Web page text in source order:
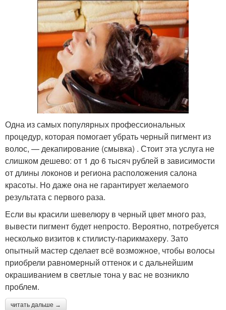
Одна из самых популярных профессиональных
процедур, которая помогает убрать черный пигмент из
волос, — декапирование (смывка) . Стоит эта услуга не
слишком дешево: от 1 до 6 тысяч рублей в зависимости
от длины локонов и региона расположения салона
красоты. Но даже она не гарантирует желаемого
результата с первого раза.
Если вы красили шевелюру в черный цвет много раз,
вывести пигмент будет непросто. Вероятно, потребуется
несколько визитов к стилисту-парикмахеру. Зато
опытный мастер сделает всё возможное, чтобы волосы
приобрели равномерный оттенок и с дальнейшим
окрашиванием в светлые тона у вас не возникло
проблем.
читать дальше →